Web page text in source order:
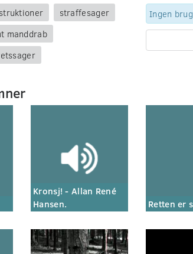
straffesager
manddrab
Ingen
Kronsj! - Allan René
Hansen.
Retten er